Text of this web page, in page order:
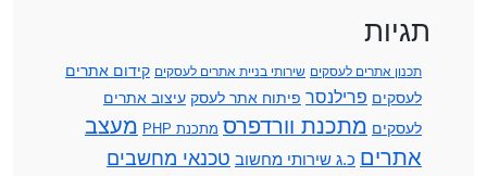
תגיות
תכנון אתרים לעסקים שירותי בניית אתרים לעסקים קידום אתרים
לעסקים פרילנסר פיתוח אתר לעסק עיצוב אתרים
לעסקים מתכנת וורדפרס מתכנת PHP
מעצב
אתרים כ.ג שירותי מחשוב טכנאי מחשבים